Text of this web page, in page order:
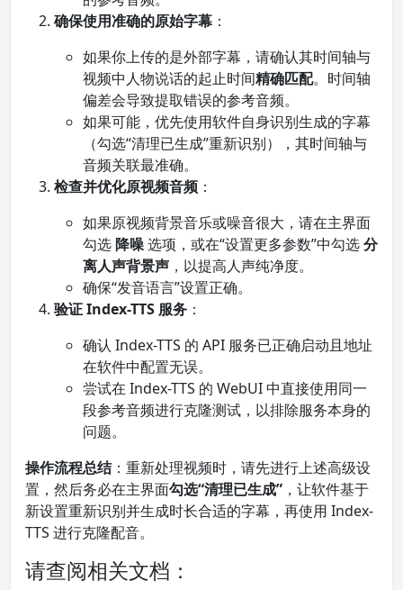
确保使用准确的原始字幕 ：
如果你上传的是外部字幕，请确认其时间轴与
视频中人物说话的起止时间精确匹配。时间轴
偏差会导致提取错误的参考音频。
如果可能，优先使用软件自身识别生成的字幕
（勾选“清理已生成”重新识别），其时间轴与
音频关联最准确。
检查并优化原视频音频 ：
如果原视频背景音乐或噪音很大，请在主界面
勾选降噪选项，或在“设置更多参数”中勾选分
离人声背景声 ，以提高人声纯净度。
确保“发音语言”设置正确。
验证 Index-TTS 服务 ：
确认 Index-TTS 的 API 服务已正确启动且地址
在软件中配置无误。
尝试在 Index-TTS 的 WebUI 中直接使用同一
段参考音频进行克隆测试，以排除服务本身的
问题。
操作流程总结：重新处理视频时，请先进行上述高级设
置，然后务必在主界面勾选“清理已生成” ，让软件基于
新设置重新识别并生成时长合适的字幕，再使用 Index-
TTS 进行克隆配音。
请查阅相关文档：